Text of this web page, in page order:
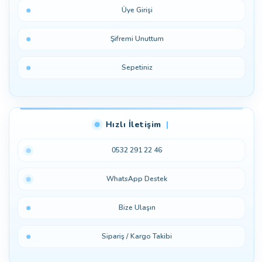
Üye Girişi
Şifremi Unuttum
Sepetiniz
Hızlı İletişim
0532 291 22 46
WhatsApp Destek
Bize Ulaşın
Sipariş / Kargo Takibi